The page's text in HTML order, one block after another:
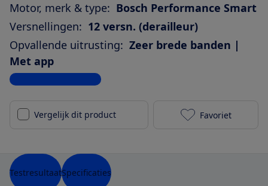
Motor, merk & type: Bosch Performance Smart
Versnellingen: 12 versn. (derailleur)
Opvallende uitrusting: Zeer brede banden |
Met app
Bekijk alle specificaties
Vergelijk dit product Cube
Favoriet
TestresultaatSpecificaties